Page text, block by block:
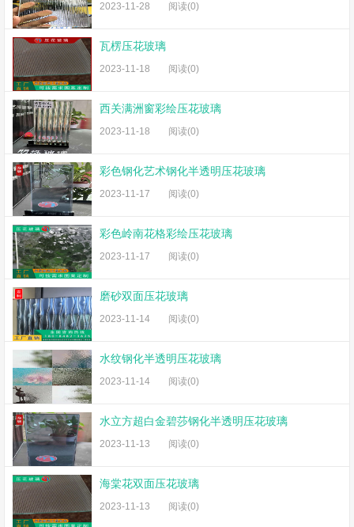
2023-11-28 阅读(0)
瓦楞压花玻璃
2023-11-18 阅读(0)
西关满洲窗彩绘压花玻璃
2023-11-18 阅读(0)
彩色钢化艺术钢化半透明压花玻璃
2023-11-17 阅读(0)
彩色岭南花格彩绘压花玻璃
2023-11-17 阅读(0)
磨砂双面压花玻璃
2023-11-14 阅读(0)
水纹钢化半透明压花玻璃
2023-11-14 阅读(0)
水立方超白金碧莎钢化半透明压花玻璃
2023-11-13 阅读(0)
海棠花双面压花玻璃
2023-11-13 阅读(0)